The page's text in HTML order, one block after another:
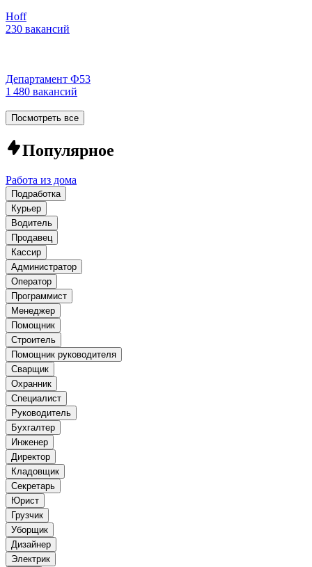
Hoff
230 вакансий
Департамент Ф53
1 480 вакансий
Посмотреть все
Популярное
Работа из дома
Подработка
Курьер
Водитель
Продавец
Кассир
Администратор
Оператор
Программист
Менеджер
Помощник
Строитель
Помощник руководителя
Сварщик
Охранник
Специалист
Руководитель
Бухгалтер
Инженер
Директор
Кладовщик
Секретарь
Юрист
Грузчик
Уборщик
Дизайнер
Электрик